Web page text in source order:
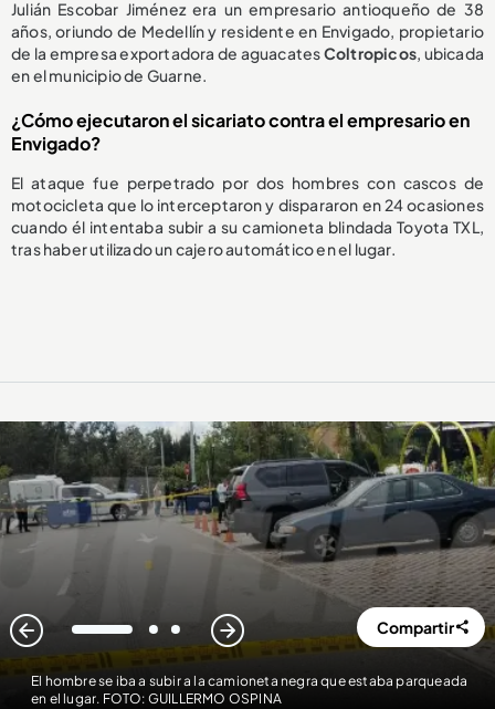
Julián Escobar Jiménez era un empresario antioqueño de 38
años, oriundo de Medellín y residente en Envigado, propietario
de la empresa exportadora de aguacatesColtropicos, ubicada
en el municipio de Guarne.
¿Cómo ejecutaron el sicariato contra el empresario en
Envigado?
El ataque fue perpetrado por dos hombres con cascos de
motocicleta que lo interceptaron y dispararon en 24 ocasiones
cuando él intentaba subir a su camioneta blindada Toyota TXL,
tras haber utilizado un cajero automático en el lugar.
El hombre se iba a subir a la camioneta negra que estaba parqueada
en el lugar. FOTO: GUILLERMO OSPINA
1 2 3 Compartir